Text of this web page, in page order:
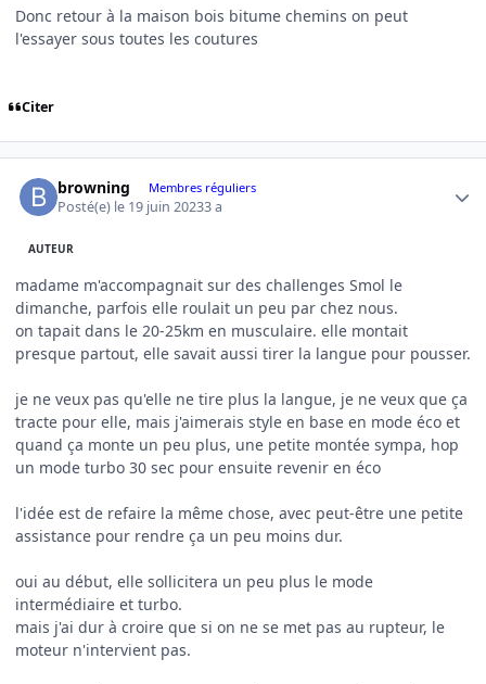
Donc retour à la maison bois bitume chemins on peut
l'essayer sous toutes les coutures
Citer
browning Membres réguliers
Posté(e) le 19 juin 20233 a
AUTEUR
madame m'accompagnait sur des challenges Smol le
dimanche, parfois elle roulait un peu par chez nous.
on tapait dans le 20-25km en musculaire. elle montait
presque partout, elle savait aussi tirer la langue pour pousser.
je ne veux pas qu'elle ne tire plus la langue, je ne veux que ça
tracte pour elle, mais j'aimerais style en base en mode éco et
quand ça monte un peu plus, une petite montée sympa, hop
un mode turbo 30 sec pour ensuite revenir en éco
l'idée est de refaire la même chose, avec peut-être une petite
assistance pour rendre ça un peu moins dur.
oui au début, elle sollicitera un peu plus le mode
intermédiaire et turbo.
mais j'ai dur à croire que si on ne se met pas au rupteur, le
moteur n'intervient pas.